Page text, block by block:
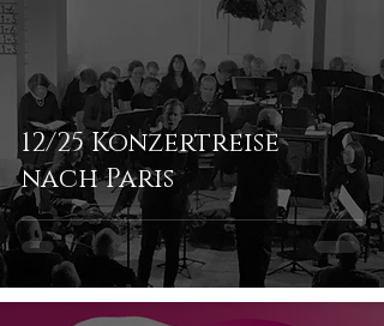
12/25 Konzertreise
nach Paris